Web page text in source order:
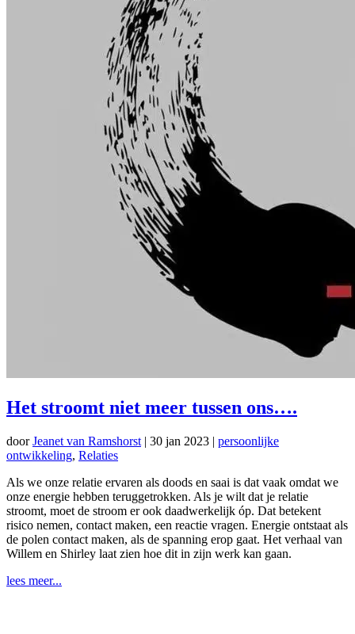
Het stroomt niet meer tussen ons….
doorJeanet van Ramshorst | 30 jan 2023 | persoonlijke
ontwikkeling, Relaties
Als we onze relatie ervaren als doods en saai is dat vaak omdat we
onze energie hebben teruggetrokken. Als je wilt dat je relatie
stroomt, moet de stroom er ook daadwerkelijk óp. Dat betekent
risico nemen, contact maken, een reactie vragen. Energie ontstaat als
de polen contact maken, als de spanning erop gaat. Het verhaal van
Willem en Shirley laat zien hoe dit in zijn werk kan gaan.
lees meer...